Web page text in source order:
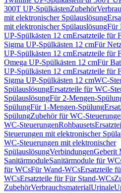
300T UP-SpülkästenZubehör
mit elektronischer Spülauslösung
mit elektronischer SpülauslösungFür
UP-Spülkästen 12 cmErsatzteile für
Sigma UP-Spülkästen 12 cmFür
UP-Spülkästen 12 cmErsatzteile für
Omega UP-Spülkästen 12 cmFür
UP-Spülkästen 12 cmErsatzteile für
Sigma UP-Spülkästen 12 cmWC-
SpülauslösungErsatzteile für WC-
SpülauslösungFür 2-Mengen-
SpülungFür 1-Mengen-Spülung
SpülungZubehör für WC-
WC-SteuerungenRohbausets
Steuerungen mit elektronischer
WC-Steuerungen mit elektronischer
SpülauslösungVerbindungenGeberit
SanitärmoduleSanitärmodule für
für WCsFür Wand-WCsErsatzteile
WCsErsatzteile für Für Stand-WCs
ZubehörVerbrauchsmaterialUrinale